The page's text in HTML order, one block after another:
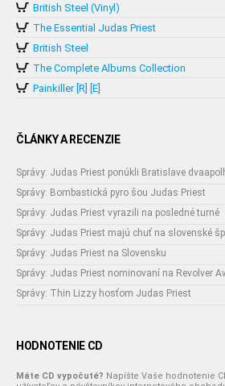
British Steel (Vinyl)
The Essential Judas Priest
British Steel
The Complete Albums Collection
Painkiller [R] [E]
ČLÁNKY A RECENZIE
Správy: Judas Priest ponúkli Bratislave
Správy: Bombastická pyro šou Judas Priest
Správy: Judas Priest vyrazili na posledné turné
Správy: Judas Priest majú chuť na slovenské
Správy: Judas Priest na Slovensku
Správy: Judas Priest nominovaní na Revolver
Správy: Thin Lizzy hosťom Judas Priest
HODNOTENIE CD
Máte CD vypočuté? Napíšte Vaše hodnotenie